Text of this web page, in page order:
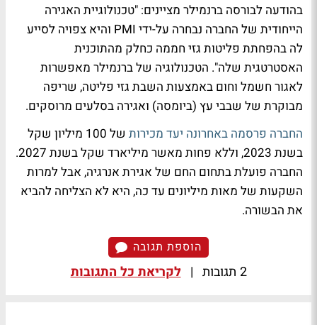
בהודעה לבורסה ברנמילר מציינים: "טכנולוגיית האגירה
הייחודית של החברה נבחרה על-ידי PMI והיא צפויה לסייע
לה בהפחתת פליטות גזי חממה כחלק מהתוכנית
האסטרטגית שלה". הטכנולוגיה של ברנמילר מאפשרות
לאגור חשמל וחום באמצעות השבת גזי פליטה, שריפה
מבוקרת של שבבי עץ (ביומסה) ואגירה בסלעים מרוסקים.
החברה פרסמה באחרונה יעד מכירות
של 100 מיליון שקל
בשנת 2023, וללא פחות מאשר מיליארד שקל בשנת 2027.
החברה פועלת בתחום החם של אגירת אנרגיה, אבל למרות
השקעות של מאות מיליונים עד כה, היא לא הצליחה להביא
את הבשורה.
הוספת תגובה
2 תגובות | לקריאת כל התגובות